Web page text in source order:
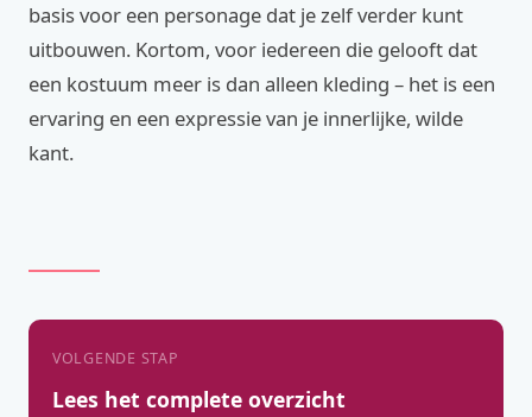
basis voor een personage dat je zelf verder kunt
uitbouwen. Kortom, voor iedereen die gelooft dat
een kostuum meer is dan alleen kleding – het is een
ervaring en een expressie van je innerlijke, wilde
kant.
VOLGENDE STAP
Lees het complete overzicht